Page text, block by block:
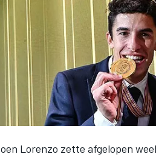
DTM
Lorenzo zette afgelopen